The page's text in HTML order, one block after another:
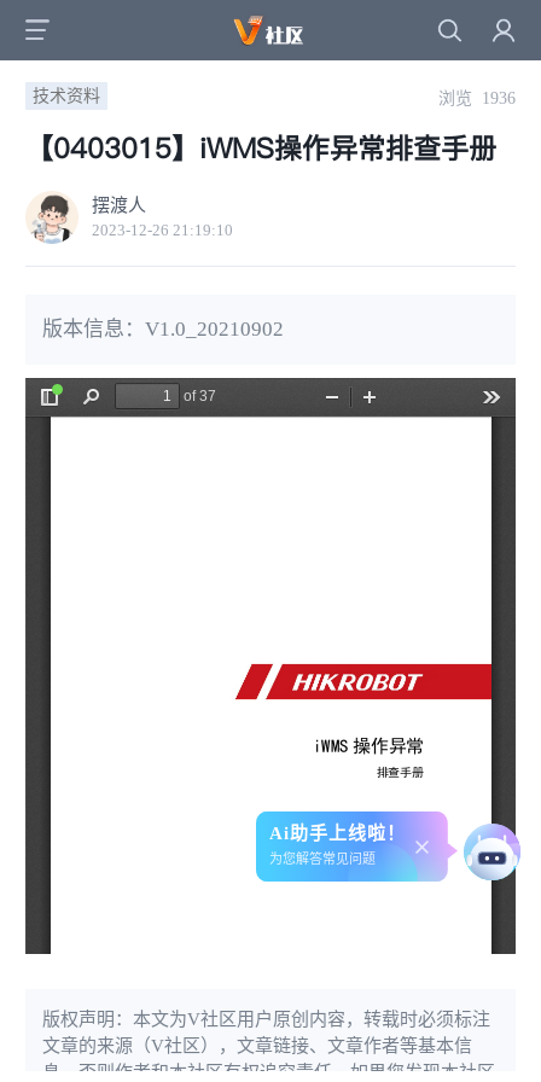
Ai助手上线啦！
为您解答常见问题
技术资料 浏览 1936
【0403015】iWMS操作异常排查手册
摆渡人
2023-12-26 21:19:10
版本信息：V1.0_20210902
版权声明：本文为V社区用户原创内容，转载时必须标注
文章的来源（V社区），文章链接、文章作者等基本信
息，否则作者和本社区有权追究责任。如果您发现本社区